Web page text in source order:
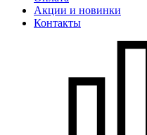
Акции и новинки
Контакты